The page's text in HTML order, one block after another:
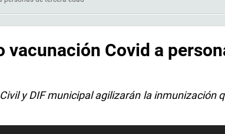
vacunación Covid a
y DIF municipal agilizarán la inmunización